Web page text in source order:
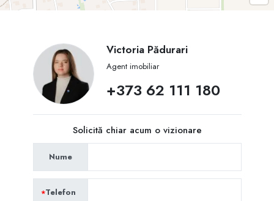
Victoria Pădurari
Agent imobiliar
+373 62 111 180
Solicită chiar acum o vizionare
Nume
Telefon